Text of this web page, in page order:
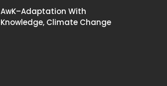
AwK–Adaptation With
Knowledge, Climate Change